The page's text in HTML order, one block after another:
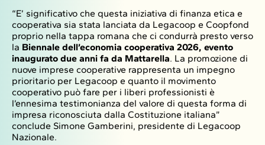
“E’ significativo che questa iniziativa di finanza etica e
cooperativa sia stata lanciata da Legacoop e Coopfond
proprio nella tappa romana che ci condurrà presto verso
la Biennale dell’economia cooperativa 2026, evento
inaugurato due anni fa da Mattarella. La promozione di
nuove imprese cooperative rappresenta un impegno
prioritario per Legacoop e quanto il movimento
cooperativo può fare per i liberi professionisti è
l’ennesima testimonianza del valore di questa forma di
impresa riconosciuta dalla Costituzione italiana”
conclude Simone Gamberini, presidente di Legacoop
Nazionale.